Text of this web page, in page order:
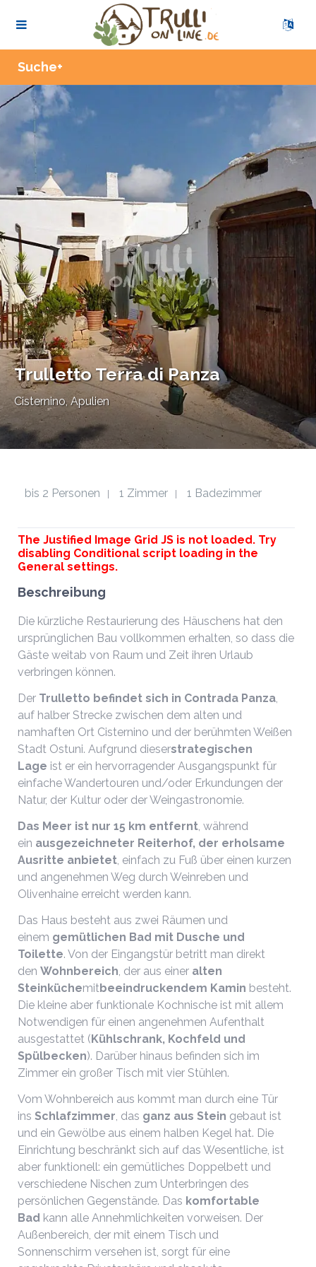
Suche+
Trulletto Terra di Panza
Cisternino, Apulien
bis 2 Personen 1 Zimmer 1 Badezimmer
The Justified Image Grid JS is not loaded. Try
disabling Conditional script loading in the
General settings.
Beschreibung
Die kürzliche Restaurierung des Häuschens hat den
ursprünglichen Bau vollkommen erhalten, so dass die
Gäste weitab von Raum und Zeit ihren Urlaub
verbringen können.
Der Trulletto befindet sich in Contrada Panza,
auf halber Strecke zwischen dem alten und
namhaften Ort Cisternino und der berühmten Weißen
Stadt Ostuni. Aufgrund dieserstrategischen
Lage ist er ein hervorragender Ausgangspunkt für
einfache Wandertouren und/oder Erkundungen der
Natur, der Kultur oder der Weingastronomie.
Das Meer ist nur 15 km entfernt, während
ein ausgezeichneter Reiterhof, der erholsame
Ausritte anbietet, einfach zu Fuß über einen kurzen
und angenehmen Weg durch Weinreben und
Olivenhaine erreicht werden kann.
Das Haus besteht aus zwei Räumen und
einem gemütlichen Bad mit Dusche und
Toilette. Von der Eingangstür betritt man direkt
den Wohnbereich, der aus einer alten
Steinküchemitbeeindruckendem Kamin besteht.
Die kleine aber funktionale Kochnische ist mit allem
Notwendigen für einen angenehmen Aufenthalt
ausgestattet (Kühlschrank, Kochfeld und
Spülbecken). Darüber hinaus befinden sich im
Zimmer ein großer Tisch mit vier Stühlen.
Vom Wohnbereich aus kommt man durch eine Tür
ins Schlafzimmer, das ganz aus Stein gebaut ist
und ein Gewölbe aus einem halben Kegel hat. Die
Einrichtung beschränkt sich auf das Wesentliche, ist
aber funktionell: ein gemütliches Doppelbett und
verschiedene Nischen zum Unterbringen des
persönlichen Gegenstände. Das komfortable
Bad kann alle Annehmlichkeiten vorweisen. Der
Außenbereich, der mit einem Tisch und
Sonnenschirm versehen ist, sorgt für eine